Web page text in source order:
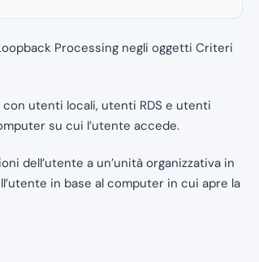
Processing negli oggetti Criteri
utenti locali, utenti RDS e utenti
su cui l’utente accede.
dell’utente a un’unità organizzativa in
in base al computer in cui apre la